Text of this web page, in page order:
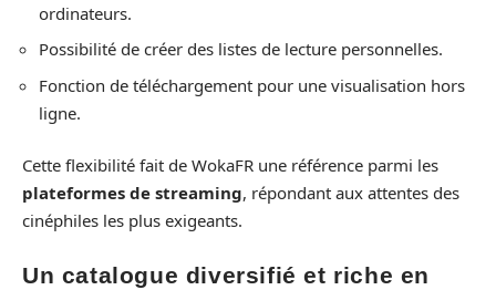
ordinateurs.
Possibilité de créer des listes de lecture personnelles.
Fonction de téléchargement pour une visualisation hors
ligne.
Cette flexibilité fait de WokaFR une référence parmi les
plateformes de streaming, répondant aux attentes des
cinéphiles les plus exigeants.
Un catalogue diversifié et riche en